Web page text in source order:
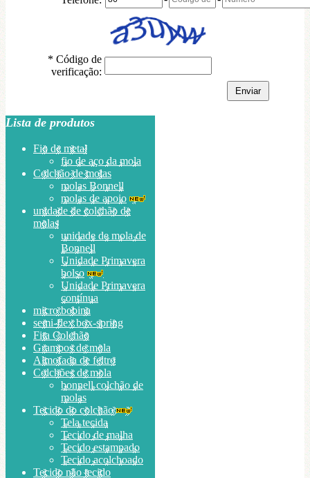
* Código de
verificação:
Lista de produtos
Fio de metal
fio de aço da mola
Colchão de molas
molas Bonnell
molas de apoio
unidade de colchão de
molas
unidade de mola de
Bonnell
Unidade Primavera
bolso
Unidade Primavera
contínua
micro bobina
semi-flex box-spring
Fita Colchão
Grampos de mola
Almofada de feltro
Colchões de mola
bonnell colchão de
molas
Tecido do colchão
Tela tecida
Tecido de malha
Tecido estampado
Tecido acolchoado
Tecido não tecido